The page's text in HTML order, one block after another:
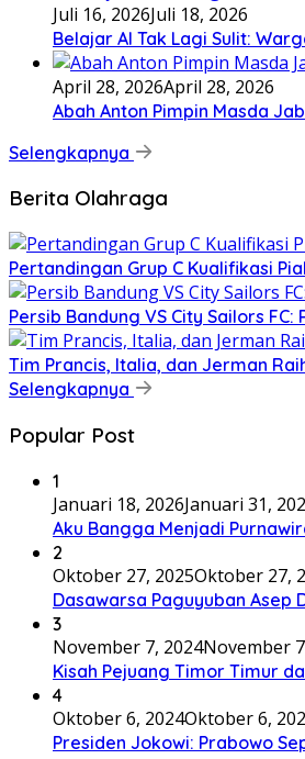
Juli 16, 2026Juli 18, 2026
Belajar AI Tak Lagi Sulit:
April 28, 2026April 28, 2026
Abah Anton Pimpin Masda
Selengkapnya
Berita Olahraga
Pertandingan Grup C Kualifikasi
Persib Bandung VS City Sailors
Tim Prancis, Italia, dan Jerman
Selengkapnya
Popular Post
1
Januari 18, 2026Januari 31,
Aku Bangga Menjadi
2
Oktober 27, 2025Oktober 27,
Dasawarsa Paguyuban Asep
3
November 7, 2024November
Kisah Pejuang Timor Timur
4
Oktober 6, 2024Oktober 6,
Presiden Jokowi: Prabowo